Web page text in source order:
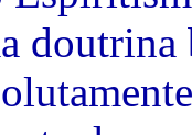
doutrina